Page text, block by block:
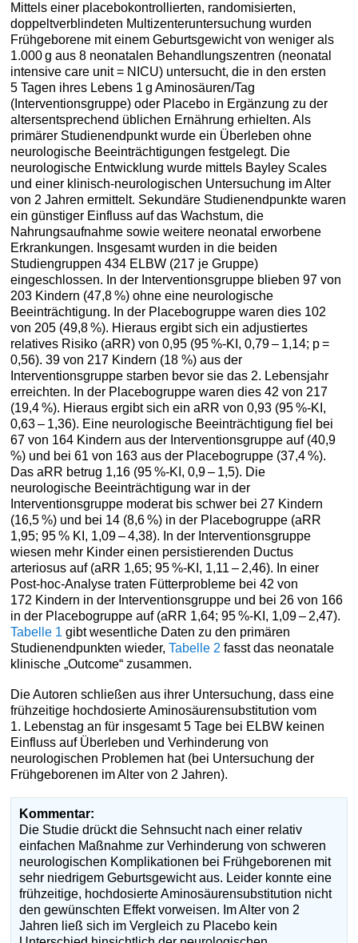
Mittels einer placebokontrollierten, randomisierten,
doppeltverblindeten Multizenteruntersuchung wurden
Frühgeborene mit einem Geburtsgewicht von weniger als
1.000 g aus 8 neonatalen Behandlungszentren (neonatal
intensive care unit = NICU) untersucht, die in den ersten
5 Tagen ihres Lebens 1 g Aminosäuren/Tag
(Interventionsgruppe) oder Placebo in Ergänzung zu der
altersentsprechend üblichen Ernährung erhielten. Als
primärer Studienendpunkt wurde ein Überleben ohne
neurologische Beeinträchtigungen festgelegt. Die
neurologische Entwicklung wurde mittels Bayley Scales
und einer klinisch-neurologischen Untersuchung im Alter
von 2 Jahren ermittelt. Sekundäre Studienendpunkte waren
ein günstiger Einfluss auf das Wachstum, die
Nahrungsaufnahme sowie weitere neonatal erworbene
Erkrankungen. Insgesamt wurden in die beiden
Studiengruppen 434 ELBW (217 je Gruppe)
eingeschlossen. In der Interventionsgruppe blieben 97 von
203 Kindern (47,8 %) ohne eine neurologische
Beeinträchtigung. In der Placebogruppe waren dies 102
von 205 (49,8 %). Hieraus ergibt sich ein adjustiertes
relatives Risiko (aRR) von 0,95 (95 %-KI, 0,79 – 1,14; p =
0,56). 39 von 217 Kindern (18 %) aus der
Interventionsgruppe starben bevor sie das 2. Lebensjahr
erreichten. In der Placebogruppe waren dies 42 von 217
(19,4 %). Hieraus ergibt sich ein aRR von 0,93 (95 %-KI,
0,63 – 1,36). Eine neurologische Beeinträchtigung fiel bei
67 von 164 Kindern aus der Interventionsgruppe auf (40,9
%) und bei 61 von 163 aus der Placebogruppe (37,4 %).
Das aRR betrug 1,16 (95 %-KI, 0,9 – 1,5). Die
neurologische Beeinträchtigung war in der
Interventionsgruppe moderat bis schwer bei 27 Kindern
(16,5 %) und bei 14 (8,6 %) in der Placebogruppe (aRR
1,95; 95 % KI, 1,09 – 4,38). In der Interventionsgruppe
wiesen mehr Kinder einen persistierenden Ductus
arteriosus auf (aRR 1,65; 95 %-KI, 1,11 – 2,46). In einer
Post-hoc-Analyse traten Fütterprobleme bei 42 von
172 Kindern in der Interventionsgruppe und bei 26 von 166
in der Placebogruppe auf (aRR 1,64; 95 %-KI, 1,09 – 2,47).
Tabelle 1 gibt wesentliche Daten zu den primären
Studienendpunkten wieder,Tabelle 2 fasst das neonatale
klinische „Outcome“ zusammen.
Die Autoren schließen aus ihrer Untersuchung, dass eine
frühzeitige hochdosierte Aminosäurensubstitution vom
1. Lebenstag an für insgesamt 5 Tage bei ELBW keinen
Einfluss auf Überleben und Verhinderung von
neurologischen Problemen hat (bei Untersuchung der
Frühgeborenen im Alter von 2 Jahren).
Kommentar:
Die Studie drückt die Sehnsucht nach einer relativ
einfachen Maßnahme zur Verhinderung von schweren
neurologischen Komplikationen bei Frühgeborenen mit
sehr niedrigem Geburtsgewicht aus. Leider konnte eine
frühzeitige, hochdosierte Aminosäurensubstitution nicht
den gewünschten Effekt vorweisen. Im Alter von 2
Jahren ließ sich im Vergleich zu Placebo kein